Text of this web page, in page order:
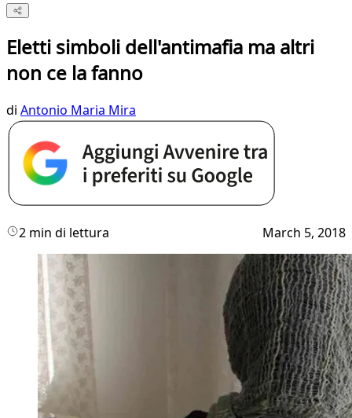
Eletti simboli dell'antimafia ma altri
non ce la fanno
di Antonio Maria Mira
2 min di lettura March 5, 2018